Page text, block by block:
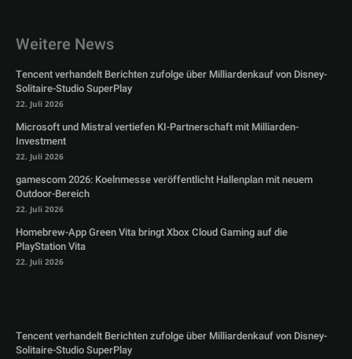
Weitere News
Tencent verhandelt Berichten zufolge über Milliardenkauf von Disney-
Solitaire-Studio SuperPlay
22. Juli 2026
Microsoft und Mistral vertiefen KI-Partnerschaft mit Milliarden-
Investment
22. Juli 2026
gamescom 2026: Koelnmesse veröffentlicht Hallenplan mit neuem
Outdoor-Bereich
22. Juli 2026
Homebrew-App Green Vita bringt Xbox Cloud Gaming auf die
PlayStation Vita
22. Juli 2026
Tencent verhandelt Berichten zufolge über Milliardenkauf von Disney-
Solitaire-Studio SuperPlay